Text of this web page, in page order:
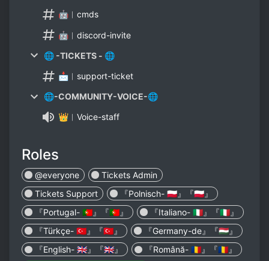
🤖︱cmds
🤖︱discord-invite
🌐 -TICKETS - 🌐
📩︱support-ticket
🌐-COMMUNITY-VOICE-🌐
👑︱Voice-staff
Roles
@everyone
Tickets Admin
Tickets Support
『Polnisch- 🇵🇱』『🇵🇱』
『Portugal- 🇵🇹』『🇵🇹』
『Italiano- 🇮🇹』『🇮🇹』
『Türkçe- 🇹🇷』『🇹🇷』
『Germany-de』『🇭🇺』
『English- 🇬🇧』『🇬🇧』
『Română- 🇷🇴』『🇷🇴』